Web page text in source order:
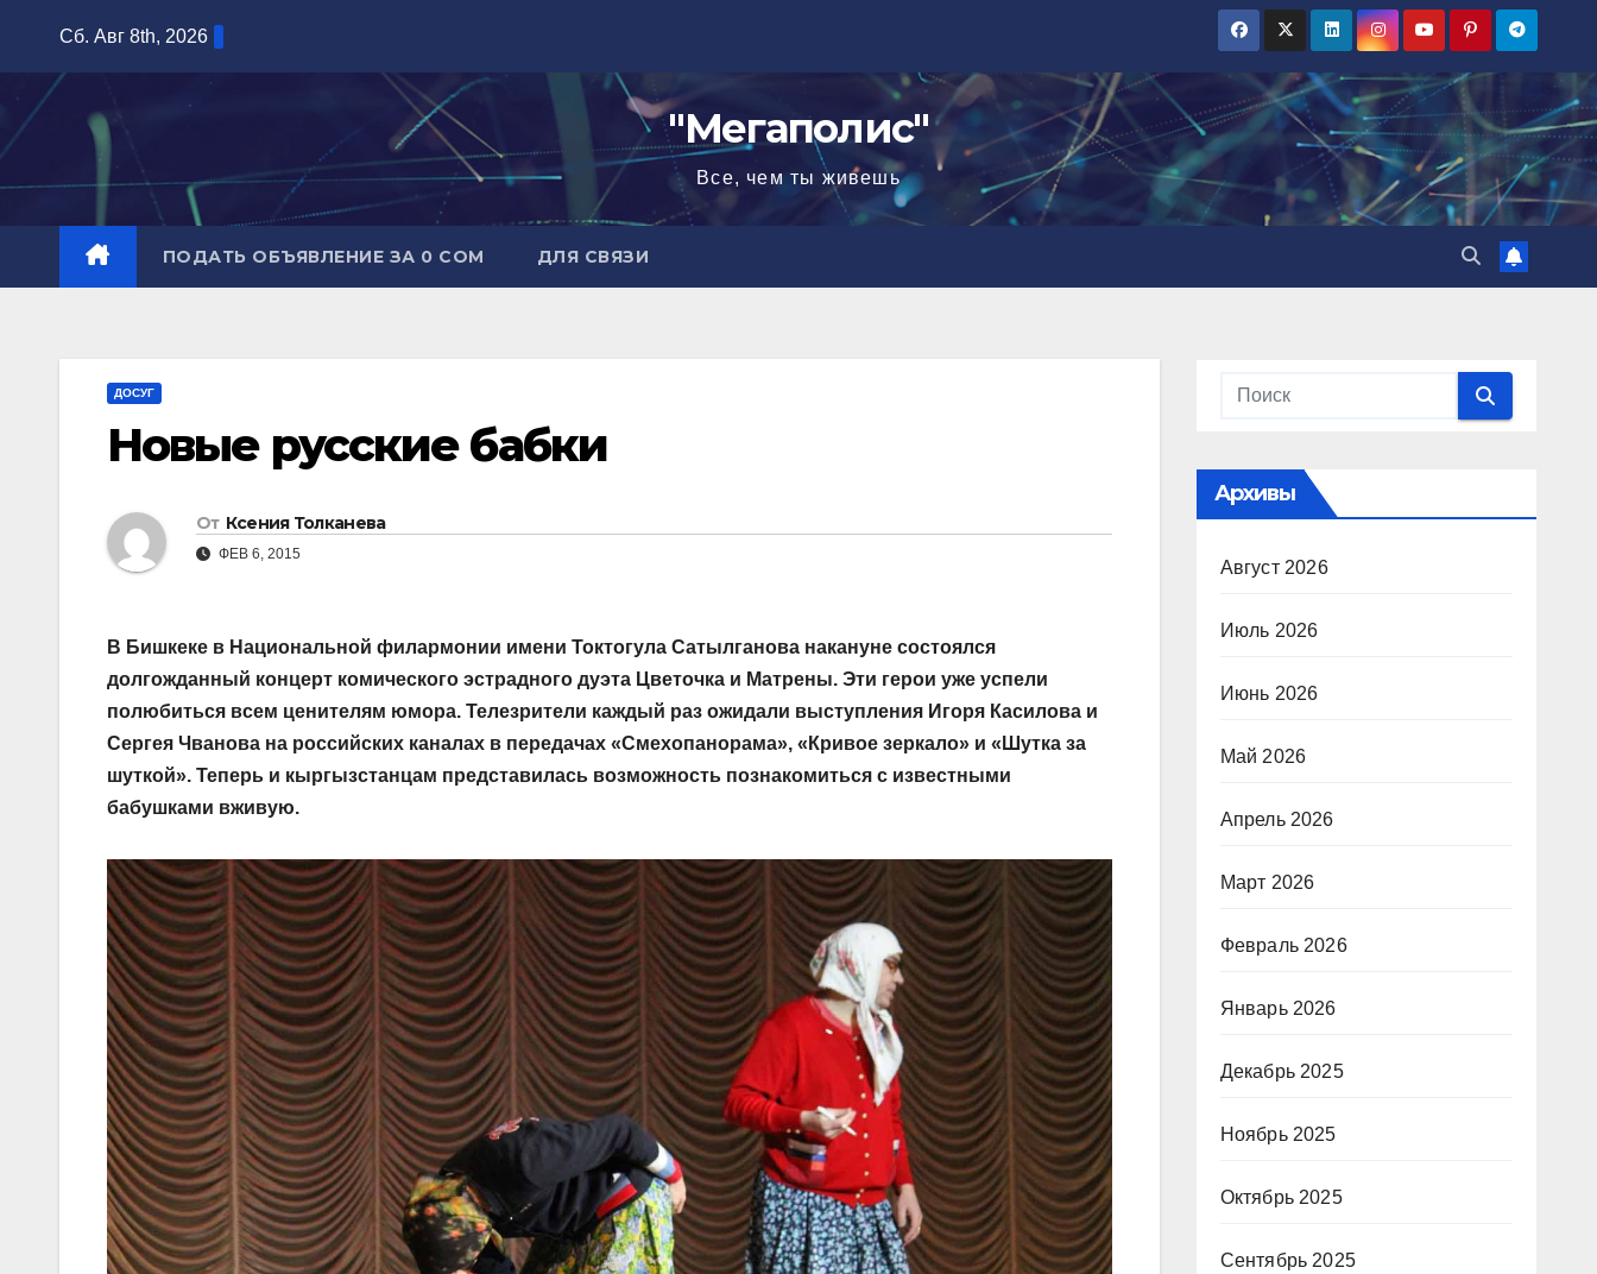
содержимому
Сб. Авг 8th, 2026
"Мегаполис"
Все, чем ты живешь
ПОДАТЬ ОБЪЯВЛЕНИЕ ЗА 0 СОМ ДЛЯ СВЯЗИ
ДОСУГ
Новые русские бабки
От Ксения Толканева
ФЕВ 6, 2015
В Бишкеке в Национальной филармонии имени Токтогула Сатылганова накануне состоялся
долгожданный концерт комического эстрадного дуэта Цветочка и Матрены. Эти герои уже успели
полюбиться всем ценителям юмора. Телезрители каждый раз ожидали выступления Игоря Касилова и
Сергея Чванова на российских каналах в передачах «Смехопанорама», «Кривое зеркало» и «Шутка за
шуткой». Теперь и кыргызстанцам представилась возможность познакомиться с известными
бабушками вживую.
Архивы
Август 2026
Июль 2026
Июнь 2026
Май 2026
Апрель 2026
Март 2026
Февраль 2026
Январь 2026
Декабрь 2025
Ноябрь 2025
Октябрь 2025
Сентябрь 2025